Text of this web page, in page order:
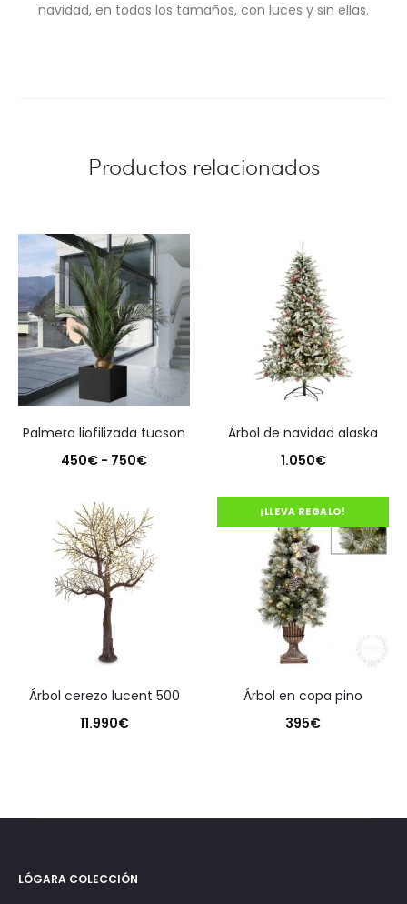
navidad, en todos los tamaños, con luces y sin ellas.
Productos relacionados
palmera liofilizada tucson
450€ - 750€Rango
precios:
450€
árbol de navidad alaska
1.050€
árbol cerezo lucent 500
11.990€
¡LLEVA REGALO!
árbol en copa pino
395€
LÓGARA COLECCIÓN